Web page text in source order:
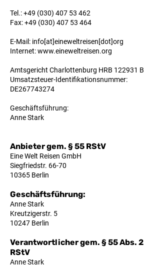
Tel.:+49 (030) 407 53 462
Fax:+49 (030) 407 53 464
E-Mail: info[at]eineweltreisen[dot]org
Internet: www.eineweltreisen.org
Amtsgericht Charlottenburg HRB 122931 B
Umsatzsteuer-Identifikationsnummer:
DE267743274
Geschäftsführung:
Anne Stark
Anbieter gem. § 55 RStV
Eine Welt Reisen GmbH
Siegfriedstr. 66-70
10365 Berlin
Geschäftsführung:
Anne Stark
Kreutzigerstr. 5
10247 Berlin
Verantwortlicher gem. § 55 Abs. 2
RStV
Anne Stark